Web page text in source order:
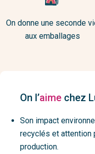
On donne une seconde
aux emballages
On l’aime chez
Son impact
recyclés et attention
production.